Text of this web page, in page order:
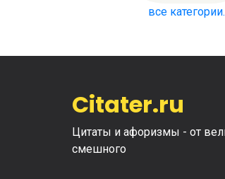
все
Citater.ru
Цитаты и афоризмы - от
смешного